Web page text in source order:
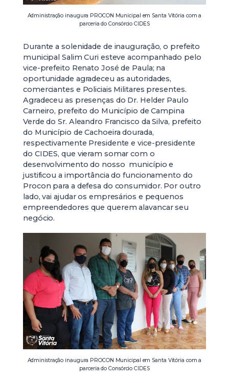
Administração inaugura PROCON Municipal em Santa Vitória com a
parceria do Consórcio CIDES
Durante a solenidade de inauguração, o prefeito
municipal Salim Curi esteve acompanhado pelo
vice-prefeito Renato José de Paula; na
oportunidade agradeceu as autoridades,
comerciantes e Policiais Militares presentes.
Agradeceu as presenças do Dr. Helder Paulo
Carneiro, prefeito do Município de Campina
Verde do Sr. Aleandro Francisco da Silva, prefeito
do Município de Cachoeira dourada,
respectivamente Presidente e vice-presidente
do CIDES, que vieram somar com o
desenvolvimento do nosso município e
justificou a importância do funcionamento do
Procon para a defesa do consumidor. Por outro
lado, vai ajudar os empresários e pequenos
empreendedores que querem alavancar seu
negócio.
Administração inaugura PROCON Municipal em Santa Vitória com a
parceria do Consórcio CIDES